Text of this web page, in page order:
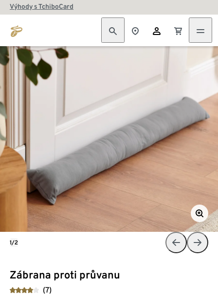
Výhody s TchiboCard
Zábrana proti průvanu
(7)
1/2